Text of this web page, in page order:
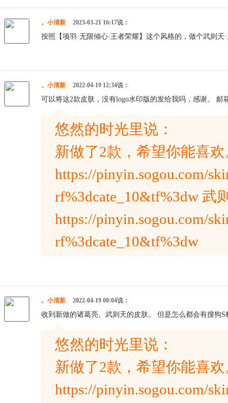
。小清新 2023-03-21 16:17说：
按照【项羽·无限倾心·王者荣耀】这个风格的，做个武则天
。小清新 2022-04-19 12:34说：
可以将这2款皮肤，没有logo水印版的发给我吗，感谢。 邮
悠然的时光里说：
新做了2款，希望你能喜
https://pinyin.sogou.com/
rf%3dcate_10&tf%3dw 武
https://pinyin.sogou.com/
rf%3dcate_10&tf%3dw
。小清新 2022-04-19 00:04说：
收到新做的诸葛亮、武则天的皮肤。 但是怎么都会有搜
悠然的时光里说：
新做了2款，希望你能喜
https://pinyin.sogou.com/